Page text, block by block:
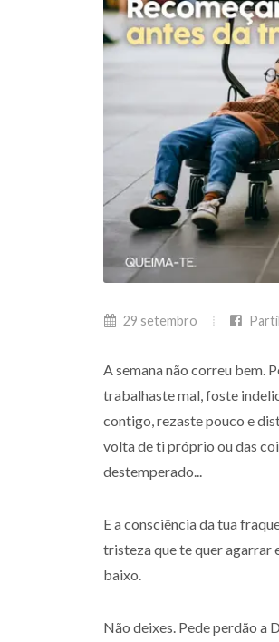
29 setembro
A semana não correu bem.
trabalhaste mal, foste
contigo, rezaste pouco e
volta de ti próprio ou das
destemperado...
E a consciência da tua
tristeza que te quer agarrar
baixo.
Não deixes. Pede perdão a